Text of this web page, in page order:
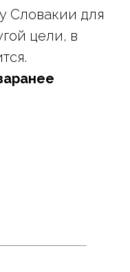
Словакии для
цели, в